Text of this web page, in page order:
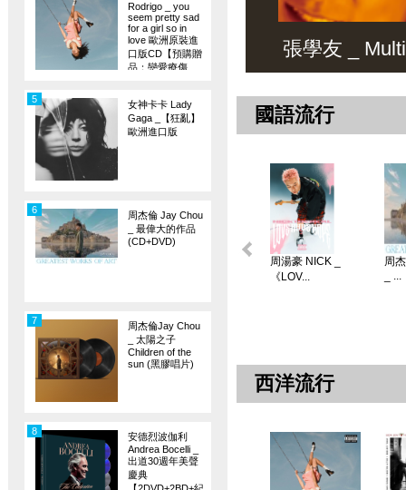
Rodrigo _ you
seem pretty sad
for a girl so in
love 歐洲原裝進
口版CD【預購贈
品：戀愛療傷
女神卡卡 Lady
Gaga _【狂亂】
歐洲進口版
5
周杰倫 Jay Chou
_ 最偉大的作品
(CD+DVD)
6
周杰倫Jay Chou
_ 太陽之子
Children of the
sun (黑膠唱片)
7
安德烈波伽利
Andrea Bocelli _
出道30週年美聲
慶典
8
張學友 _
國語流行
周湯豪 NICK _
《LOV...
周
_ ...
西洋流行